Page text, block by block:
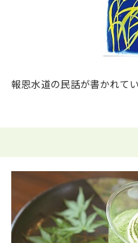
報恩水道の民話が書かれて